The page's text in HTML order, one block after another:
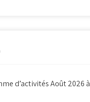
d’activités Août 2026 à